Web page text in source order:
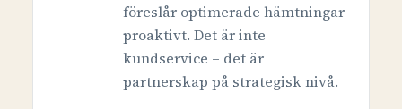
föreslår optimerade hämtningar
proaktivt. Det är inte
kundservice – det är
partnerskap på strategisk nivå.